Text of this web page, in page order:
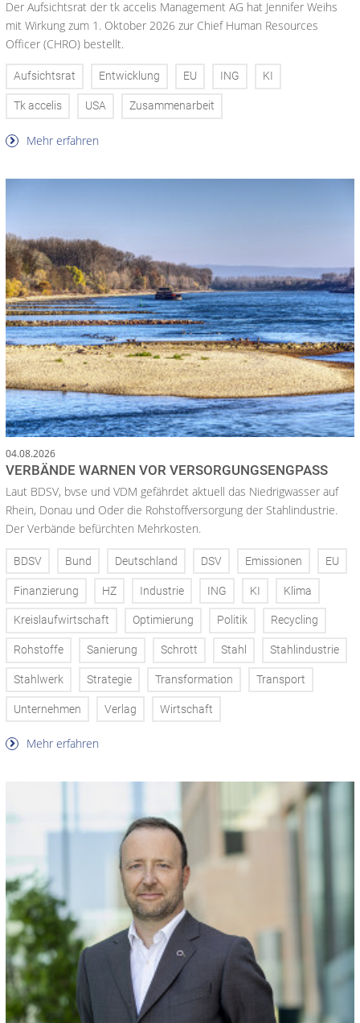
Der Aufsichtsrat der tk accelis Management AG hat Jennifer Weihs
mit Wirkung zum 1. Oktober 2026 zur Chief Human Resources
Officer (CHRO) bestellt.
Aufsichtsrat Entwicklung EU ING KI
Tk accelis USA Zusammenarbeit
Mehr erfahren
04.08.2026
VERBÄNDE WARNEN VOR VERSORGUNGSENGPASS
Laut BDSV, bvse und VDM gefährdet aktuell das Niedrigwasser auf
Rhein, Donau und Oder die Rohstoffversorgung der Stahlindustrie.
Der Verbände befürchten Mehrkosten.
BDSV Bund Deutschland DSV Emissionen EU
Finanzierung HZ Industrie ING KI Klima
Kreislaufwirtschaft Optimierung Politik Recycling
Rohstoffe Sanierung Schrott Stahl Stahlindustrie
Stahlwerk Strategie Transformation Transport
Unternehmen Verlag Wirtschaft
Mehr erfahren